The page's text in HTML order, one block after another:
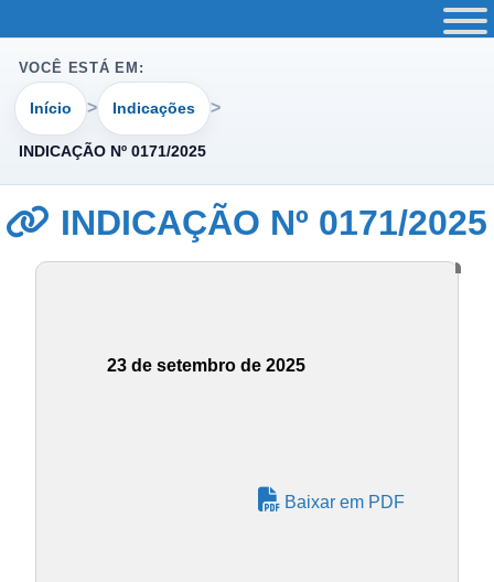
VOCÊ ESTÁ EM:
Início Indicações
INDICAÇÃO Nº 0171/2025
INDICAÇÃO Nº 0171/2025
23 de setembro de 2025
Baixar em PDF